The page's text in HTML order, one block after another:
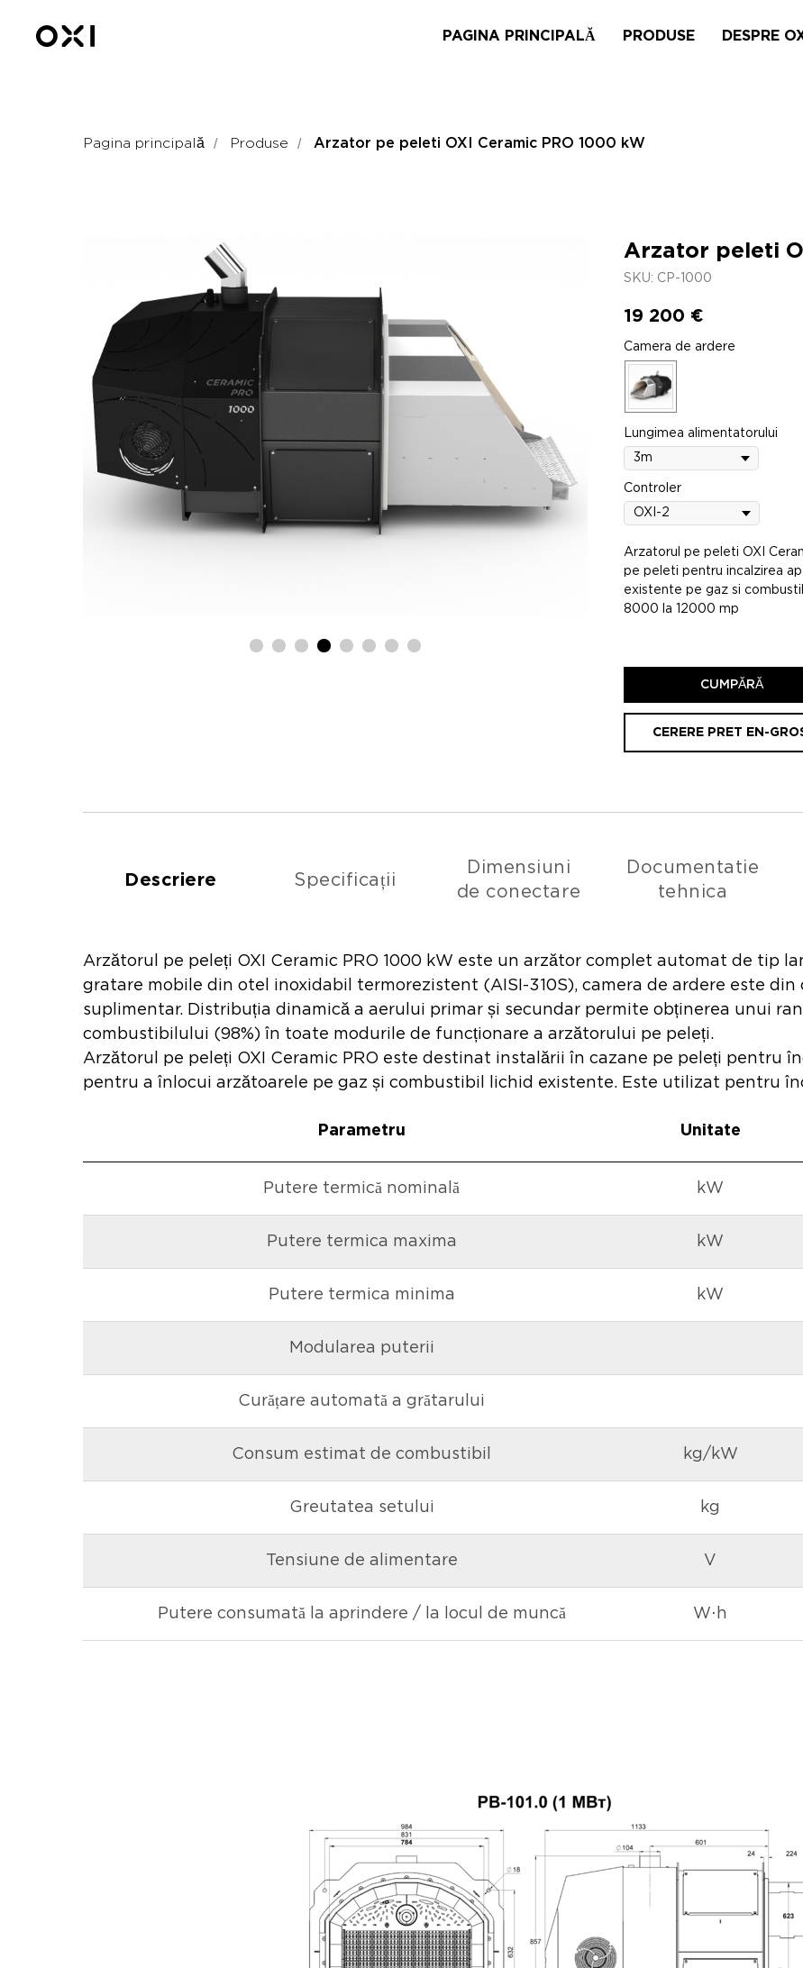
PAGINA PRINCIPALĂ PRODUSE DESPRE
Pagina principală / Produse / Arzator pe peleti OXI Ceramic PRO 1000 kW
Arzator peleti
SKU: CP-1000
19 200 €
Camera de ardere
Lungimea alimentatorului
Controler
Arzatorul pe peleti OXI
pe peleti pentru incalzirea
existente pe gaz si
8000 la 12000 mp
CUMPĂRĂ
CERERE PRET EN-
Descriere Specificații
Dimensiuni
de conectare
Documentatie
tehnica
Arzătorul pe peleți OXI Ceramic PRO 1000 kW este un arzător complet automat de tip
gratare mobile din otel inoxidabil termorezistent (AISI-310S), camera de ardere este
suplimentar. Distribuția dinamică a aerului primar și secundar permite obținerea unui
combustibilului (98%) în toate modurile de funcționare a arzătorului pe peleți.
Arzătorul pe peleți OXI Ceramic PRO este destinat instalării în cazane pe peleți pentru
pentru a înlocui arzătoarele pe gaz și combustibil lichid existente. Este utilizat pentru
Parametru Unitate
Putere termică nominală kW
Putere termica maxima kW
Putere termica minima kW
Modularea puterii
Curățare automată a grătarului
Consum estimat de combustibil kg/kW
Greutatea setului kg
Tensiune de alimentare V
Putere consumată la aprindere / la locul de muncă W⋅h